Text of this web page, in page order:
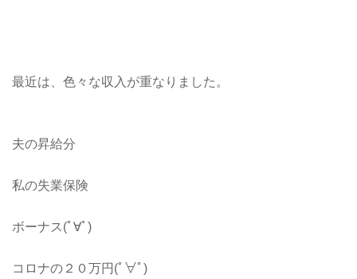
最近は、色々な収入が重なりました。
夫の昇給分
私の失業保険
ボーナス(ﾟ∀ﾟ)
コロナの２０万円(ﾟ∀ﾟ)